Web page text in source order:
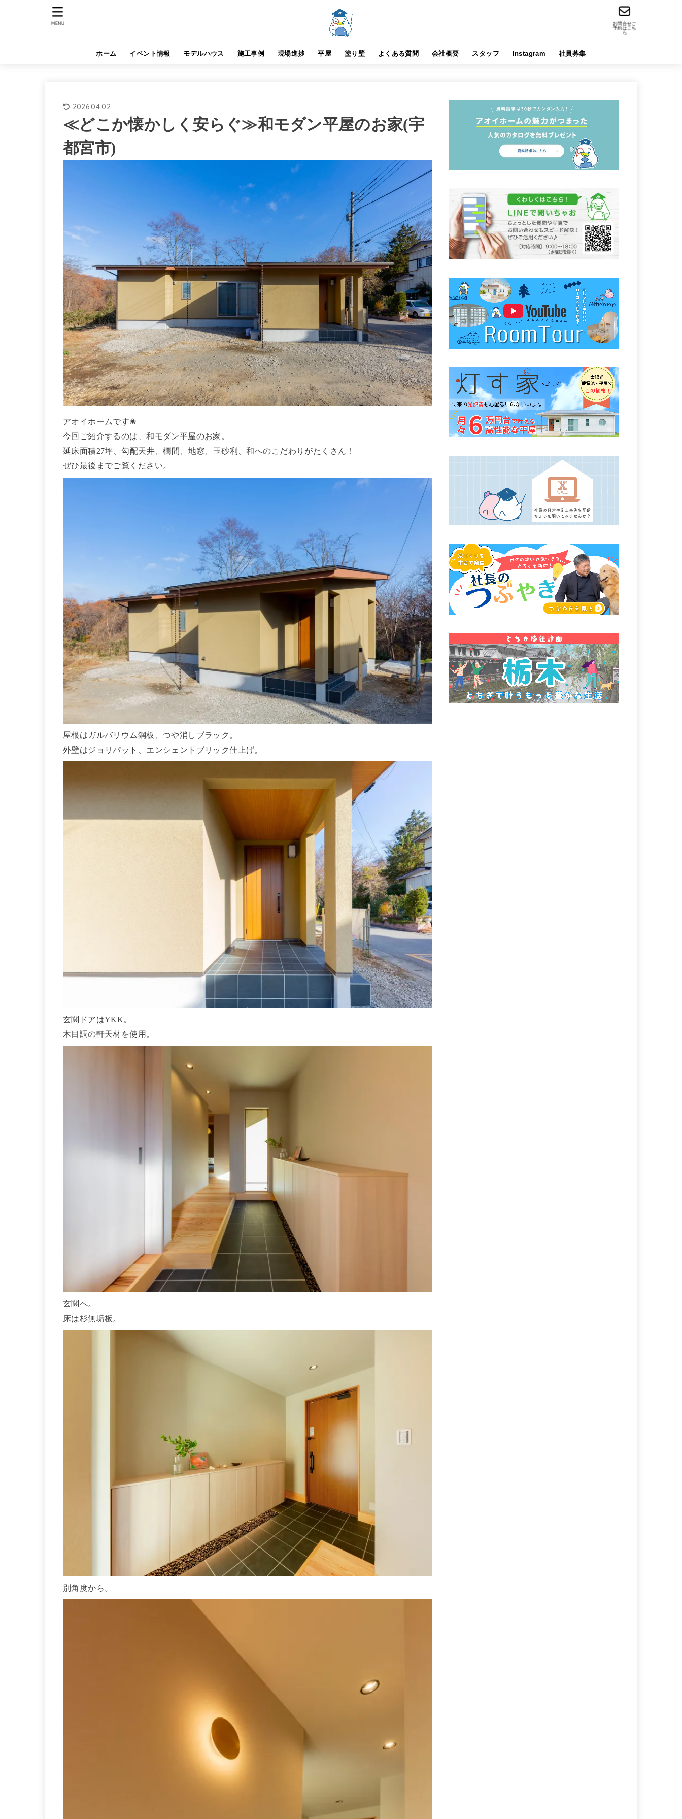
ホーム イベント情報 モデルハウス 施工事例 現場進捗 平屋 塗り壁 よくある質問 会社概要 スタッフ Instagram 社員募集
お問合せご
予約はこち
ら
MENU
2026.04.02
≪どこか懐かしく安らぐ≫和モダン平屋のお家(宇
都宮市)
アオイホームです❀
今回ご紹介するのは、和モダン平屋のお家。
延床面積27坪、勾配天井、欄間、地窓、玉砂利、和へのこだわりがたくさん！
ぜひ最後までご覧ください。
屋根はガルバリウム鋼板、つや消しブラック。
外壁はジョリパット、エンシェントブリック仕上げ。
玄関ドアはYKK。
木目調の軒天材を使用。
玄関へ。
床は杉無垢板。
別角度から。